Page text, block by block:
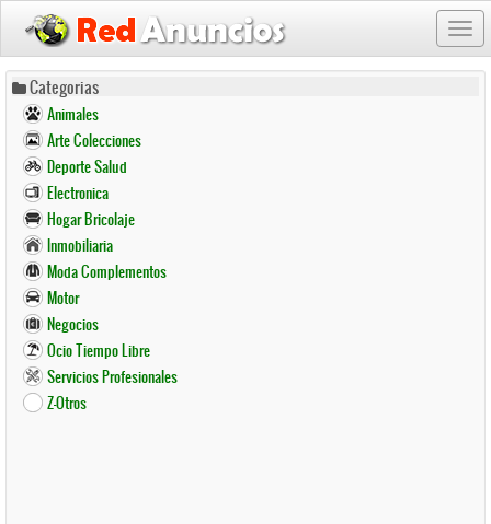
Pasar
contenido
principal
Categorias
Animales
Arte Colecciones
Deporte Salud
Electronica
Hogar Bricolaje
Inmobiliaria
Moda Complementos
Motor
Negocios
Ocio Tiempo Libre
Servicios Profesionales
Z-Otros